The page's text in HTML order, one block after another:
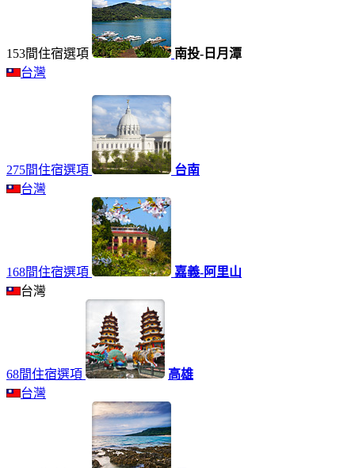
153間住宿選項
南投-日月潭
台灣
275間住宿選項
台南
台灣
168間住宿選項
嘉義-阿里山
台灣
68間住宿選項
高雄
台灣